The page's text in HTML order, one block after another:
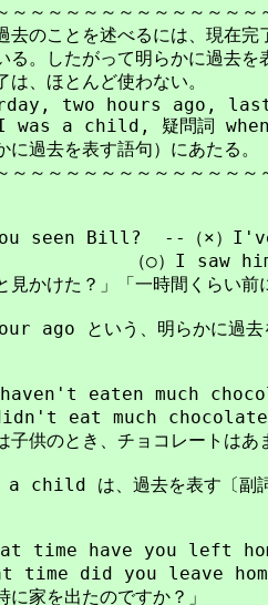
～～～～～～～～～～～～
とを述べるには、現在完了
たがって明らかに過去を表
とんど使わない。
hours ago, last
child, 疑問詞 when,
を表す語句）にあたる。
～～～～～～～～～～～～
seen Bill?  --（×）
him about
けた？」「一時間くらい前
という、明らかに過去を
eaten much
eat much chocolate
き、チョコレートはあま
は、過去を表す〔副詞
time have you left
did you leave
たのですか？」